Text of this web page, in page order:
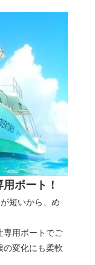
ボート！
短いから、め
専用ボートでご
の変化にも柔軟